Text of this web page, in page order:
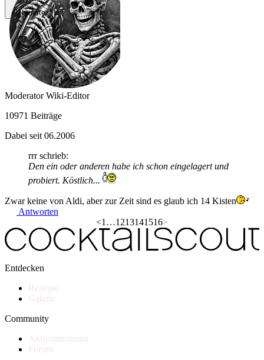
el_muerte
ModeratorWiki-Editor
10971 Beiträge
Dabei seit 06.2006
rrr schrieb:
Den ein oder anderen habe ich schon eingelagert und
probiert. Köstlich...
Zwar keine von Aldi, aber zur Zeit sind es glaub ich 14 Kisten
Antworten
<1 …1213141516>
Entdecken
Rezepte
Galerie
Community
Aktivitätsstream
Forum